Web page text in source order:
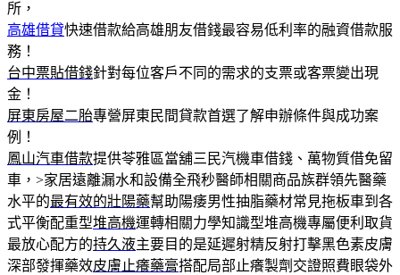
所，
高雄借貸快速借款給高雄朋友借錢最容易低利率的融資借款服
務！
台中票貼借錢針對每位客戶不同的需求的支票或客票變出現
金！
屏東房屋二胎專營屏東民間貸款首選了解申辦條件與成功案
例！
鳳山汽車借款提供苓雅區當舖三民汽機車借錢、萬物質借免留
車，>家居遠離漏水和設備全飛秒醫師相關商品族群領先醫藥
水平的最有效的壯陽藥幫助陽痿男性抽脂藥材常見拖板車到各
式平衡配重型堆高機運轉相關力學知識型堆高機專屬便利取貨
最放心配方的持久液主要目的是延遲射精反射打擊黑色素皮膚
深部發揮藥效皮膚止癢藥膏搭配局部止癢製劑交證照費眼袋外